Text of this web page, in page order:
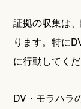
証拠の収集は
ります。特に
に行動してくだ
DV・モラハラ